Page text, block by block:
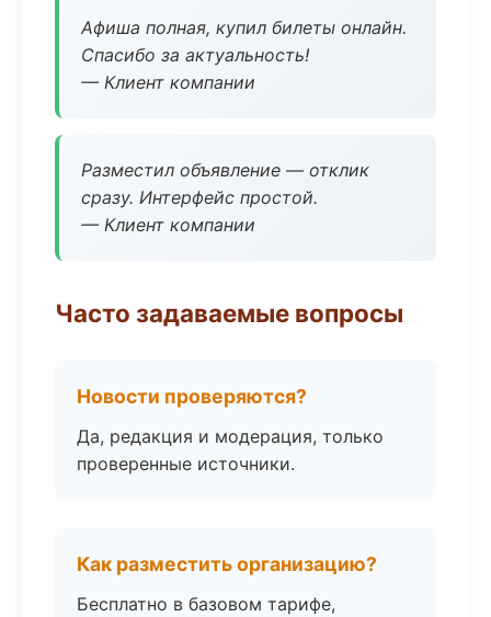
Афиша полная, купил билеты онлайн.
Спасибо за актуальность!
— Клиент компании
Разместил объявление — отклик
сразу. Интерфейс простой.
— Клиент компании
Часто задаваемые вопросы
Новости проверяются?
Да, редакция и модерация, только
проверенные источники.
Как разместить организацию?
Бесплатно в базовом тарифе,